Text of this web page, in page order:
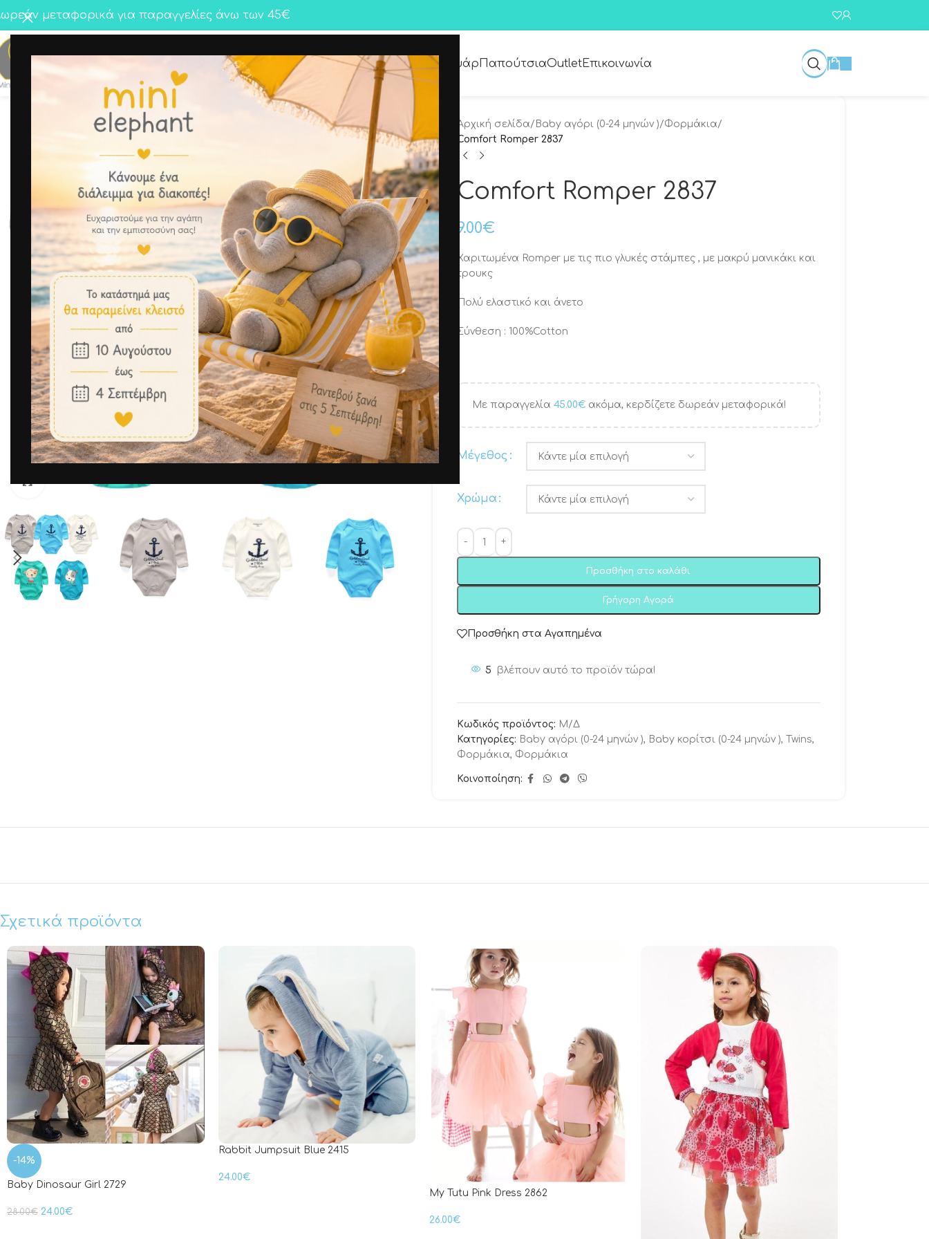
μεταφορικά για παραγγελίες άνω των 45€
ΚορίτσιΑγόρι Twins Premium Collection Αξεσουάρ ΠαπούτσιαOutletΕπικοινωνία
Αρχική σελίδα/ Baby αγόρι (0-24 μηνών )/Φορμάκια/
Comfort Romper 2837
Comfort Romper 2837
9.00€
Χαριτωμένα Romper με τις πιο γλυκές στάμπες , με μακρύ μανικάκι και
τρουκς
Πολύ ελαστικό και άνετο
Σύνθεση : 100%Cotton
Με παραγγελία 45.00€ακόμα, κερδίζετε δωρεάν μεταφορικά!
Μέγεθος
Χρώμα
Προσθήκη στο καλάθι
Γρήγορη Αγορά
Προσθήκη στα Αγαπημένα
5 βλέπουν αυτό το προϊόν τώρα!
Κωδικός προϊόντος: Μ/Δ
Κατηγορίες: Baby αγόρι (0-24 μηνών ), Baby κορίτσι (0-24 μηνών ), Twins,
Φορμάκια, Φορμάκια
Κοινοποίηση:
Σχετικά προϊόντα
-14%
Baby Dinosaur Girl 2729
28.00€ 24.00€
Rabbit Jumpsuit Blue 2415
24.00€
My Tutu Pink Dress 2862
26.00€